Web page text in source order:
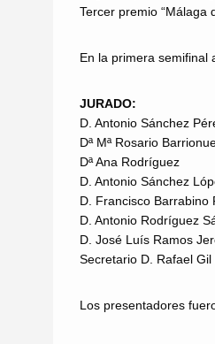
Tercer premio “Málaga
En la primera semifinal
JURADO:
D. Antonio Sánchez
Dª Mª Rosario
Dª Ana Rodríguez
D. Antonio Sánchez
D. Francisco Barrabino
D. Antonio Rodríguez
D. José Luís Ramos
Secretario D. Rafael
Los presentadores